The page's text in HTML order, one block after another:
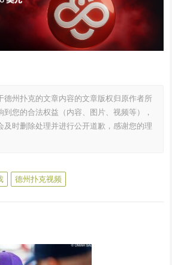
德州扑克的文章内容的文章版权归原作者所
您的合法权益（内容、图片、视频等），
及时删除处理并进行公开道歉，感谢您的理
德州扑克视频